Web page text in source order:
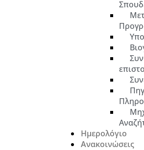
Ημερολόγιο
Ανακοινώσεις